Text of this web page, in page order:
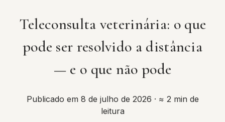
Teleconsulta veterinária: o que
pode ser resolvido a distância
— e o que não pode
Publicado em 8 de julho de 2026 · ≈ 2 min de
leitura